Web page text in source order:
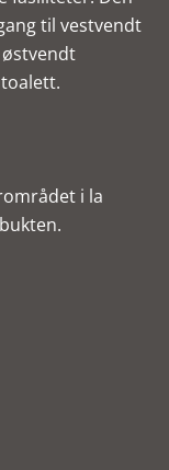
til vestvendt
i la